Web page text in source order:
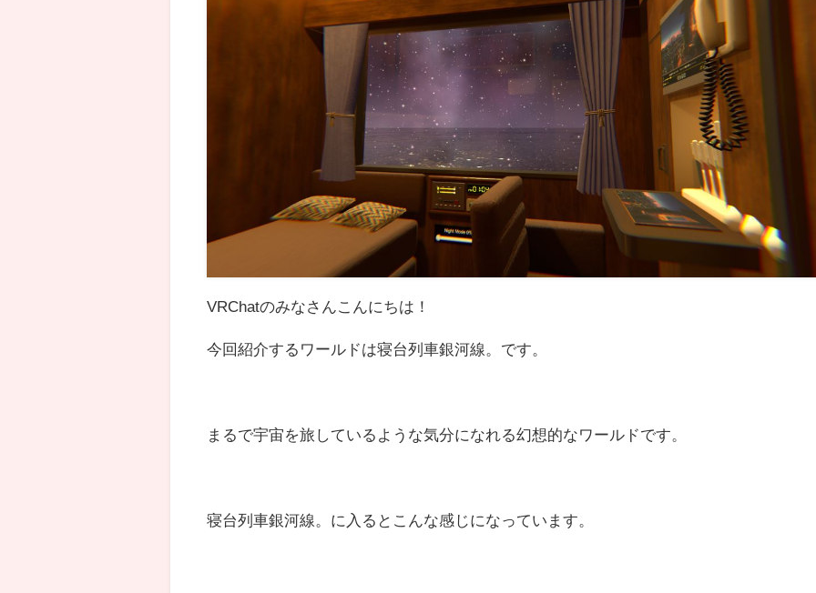
VRChatのみなさんこんにちは！
今回紹介するワールドは寝台列車銀河線。です。
まるで宇宙を旅しているような気分になれる幻想的なワールドです。
寝台列車銀河線。に入るとこんな感じになっています。